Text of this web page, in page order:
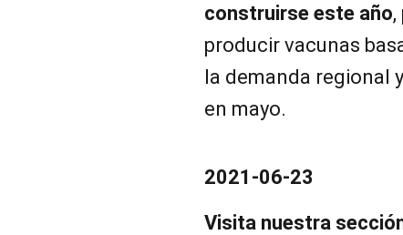
construirse este año
producir vacunas
la demanda regional
en mayo.
2021-06-23
Visita nuestra